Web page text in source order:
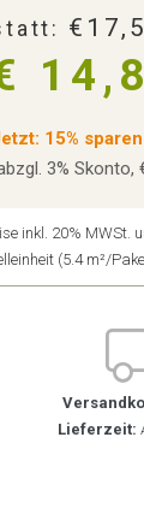
15% sparen
3% Skonto,
inkl. 20% MWSt.
(5.4 m²/
Lieferzeit: